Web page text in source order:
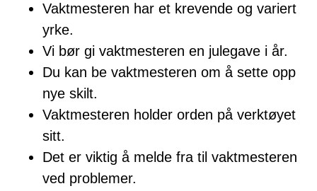
Vaktmesteren har et krevende og variert
yrke.
Vi bør gi vaktmesteren en julegave i år.
Du kan be vaktmesteren om å sette opp
nye skilt.
Vaktmesteren holder orden på verktøyet
sitt.
Det er viktig å melde fra til vaktmesteren
ved problemer.